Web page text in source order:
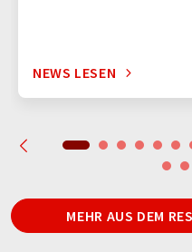
NEWS LESEN
MEHR AUS DEM